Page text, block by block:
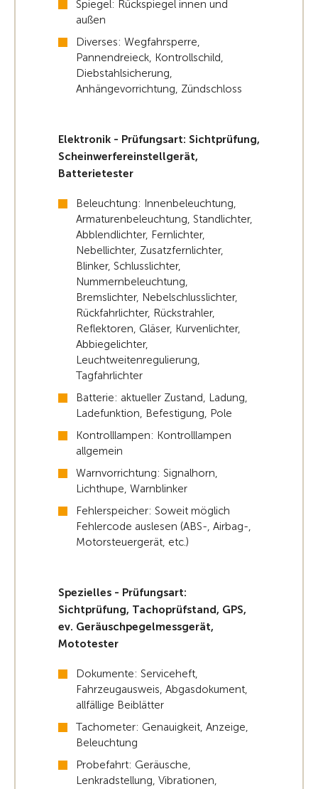
Spiegel: Rückspiegel innen und
außen
Diverses: Wegfahrsperre,
Pannendreieck, Kontrollschild,
Diebstahlsicherung,
Anhängevorrichtung, Zündschloss
Elektronik - Prüfungsart: Sichtprüfung,
Scheinwerfereinstellgerät,
Batterietester
Beleuchtung: Innenbeleuchtung,
Armaturenbeleuchtung, Standlichter,
Abblendlichter, Fernlichter,
Nebellichter, Zusatzfernlichter,
Blinker, Schlusslichter,
Nummernbeleuchtung,
Bremslichter, Nebelschlusslichter,
Rückfahrlichter, Rückstrahler,
Reflektoren, Gläser, Kurvenlichter,
Abbiegelichter,
Leuchtweitenregulierung,
Tagfahrlichter
Batterie: aktueller Zustand, Ladung,
Ladefunktion, Befestigung, Pole
Kontrolllampen: Kontrolllampen
allgemein
Warnvorrichtung: Signalhorn,
Lichthupe, Warnblinker
Fehlerspeicher: Soweit möglich
Fehlercode auslesen (ABS-, Airbag-,
Motorsteuergerät, etc.)
Spezielles - Prüfungsart:
Sichtprüfung, Tachoprüfstand, GPS,
ev. Geräuschpegelmessgerät,
Mototester
Dokumente: Serviceheft,
Fahrzeugausweis, Abgasdokument,
allfällige Beiblätter
Tachometer: Genauigkeit, Anzeige,
Beleuchtung
Probefahrt: Geräusche,
Lenkradstellung, Vibrationen,